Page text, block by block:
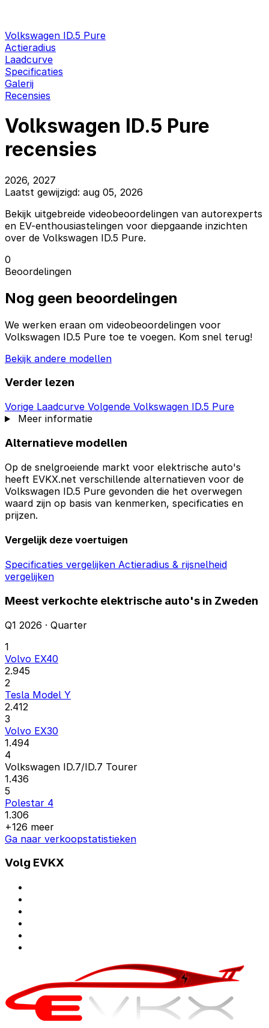
Volkswagen ID.5 Pure
Actieradius
Laadcurve
Specificaties
Galerij
Recensies
Volkswagen ID.5 Pure
recensies
2026, 2027
Laatst gewijzigd: aug 05, 2026
Bekijk uitgebreide videobeoordelingen van autorexperts
en EV-enthousiastelingen voor diepgaande inzichten
over de Volkswagen ID.5 Pure.
0
Beoordelingen
Nog geen beoordelingen
We werken eraan om videobeoordelingen voor
Volkswagen ID.5 Pure toe te voegen. Kom snel terug!
Bekijk andere modellen
Verder lezen
Vorige Laadcurve Volgende Volkswagen ID.5 Pure
Meer informatie
Alternatieve modellen
Op de snelgroeiende markt voor elektrische auto's
heeft EVKX.net verschillende alternatieven voor de
Volkswagen ID.5 Pure gevonden die het overwegen
waard zijn op basis van kenmerken, specificaties en
prijzen.
Vergelijk deze voertuigen
Specificaties vergelijken Actieradius & rijsnelheid
vergelijken
Meest verkochte elektrische auto's in Zweden
Q1 2026 · Quarter
1
Volvo EX40
2.945
2
Tesla Model Y
2.412
3
Volvo EX30
1.494
4
Volkswagen ID.7/ID.7 Tourer
1.436
5
Polestar 4
1.306
+126 meer
Ga naar verkoopstatistieken
Volg EVKX